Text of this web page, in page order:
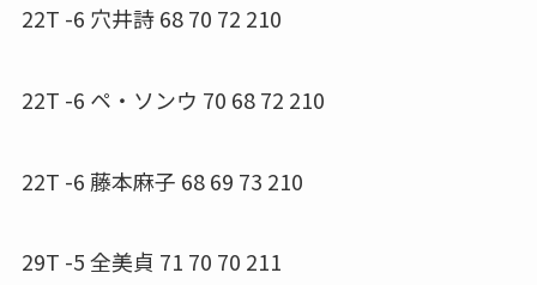
22T -6 穴井詩 68 70 72 210
22T -6 ペ・ソンウ 70 68 72 210
22T -6 藤本麻子 68 69 73 210
29T -5 全美貞 71 70 70 211